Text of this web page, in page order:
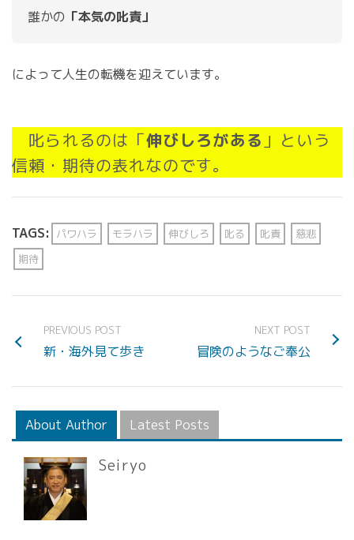
誰かの 「本気の叱責」
によって人生の転機を迎えています。
叱られるのは「伸びしろがある 」という
信頼・期待の表れなのです。
TAGS: パワハラ モラハラ 伸びしろ 叱る 叱責
慈悲
期待
PREVIOUS POST
新・海外見て歩き
NEXT POST
冒険のようなご奉公
About Author Latest Posts
Seiryo